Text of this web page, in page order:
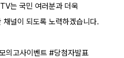
는 국민 여러분과 더욱
널이 되도록 노력하겠습니다.
의고사이벤트 #당첨자발표